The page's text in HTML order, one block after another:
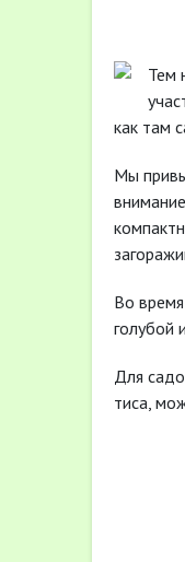
Тем
как там
Мы
Во
голубой
Для
тиса,